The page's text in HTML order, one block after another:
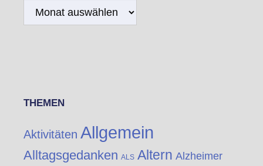
Archiv
THEMEN
Aktivitäten Allgemein
Alltagsgedanken ALS Altern Alzheimer